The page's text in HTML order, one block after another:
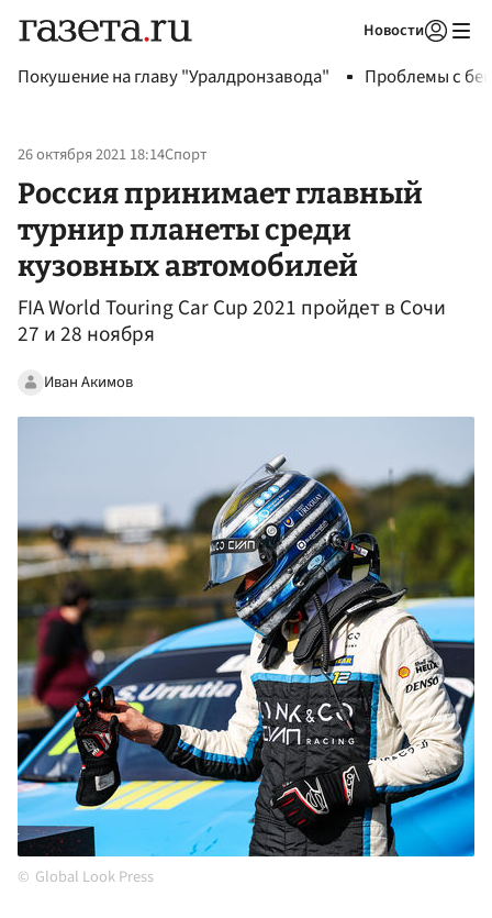
Новости
Покушение на главу "Уралдронзавода" Проблемы с
26 октября 2021 18:14Спорт
Россия принимает главный
турнир планеты среди
кузовных автомобилей
FIA World Touring Car Cup 2021 пройдет в Сочи
27 и 28 ноября
Иван Акимов
Global Look Press